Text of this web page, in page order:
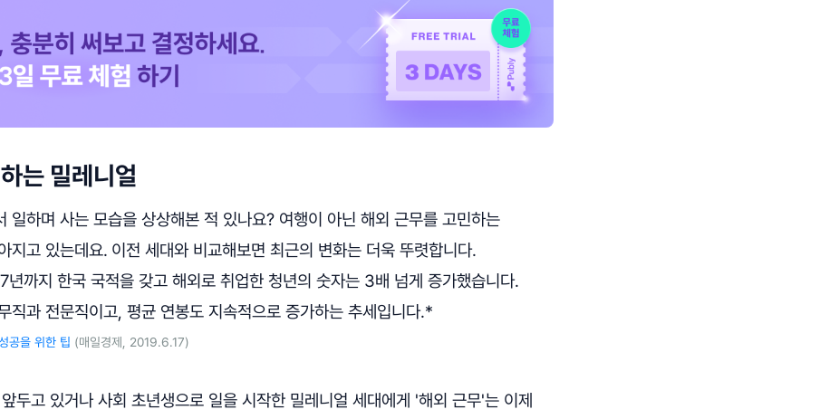
는 밀레니얼
일하며 사는 모습을 상상해본 적 있나요? 여행이 아닌 해외 근무를 고민하는
지고 있는데요. 이전 세대와 비교해보면 최근의 변화는 더욱 뚜렷합니다.
까지 한국 국적을 갖고 해외로 취업한 청년의 숫자는 3배 넘게 증가했습니다.
직과 전문직이고, 평균 연봉도 지속적으로 증가하는 추세입니다.*
공을 위한 팁 (매일경제, 2019.6.17)
두고 있거나 사회 초년생으로 일을 시작한 밀레니얼 세대에게 '해외 근무'는 이제